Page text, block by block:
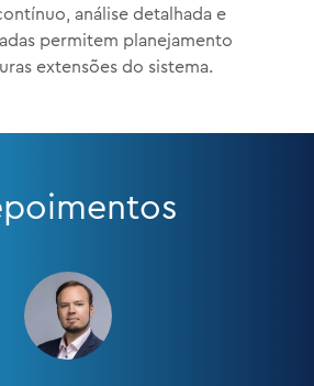
análise detalhada e
permitem planejamento
extensões do sistema.